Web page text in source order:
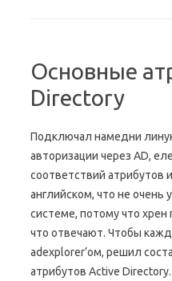
Основные
Directory
Подключал намедни
авторизации через AD,
соответствий атрибутов
английском, что не очень
системе, потому что
что отвечают. Чтобы
adexplorer’ом, решил
атрибутов Active Directory.